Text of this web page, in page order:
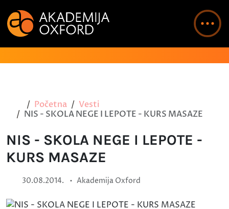
Početna
Vesti
NIS - SKOLA NEGE I LEPOTE - KURS MASAZE
NIS - SKOLA NEGE I LEPOTE -
KURS MASAZE
30.08.2014. • Akademija Oxford